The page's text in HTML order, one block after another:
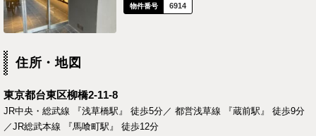
6914
住所・地図
東京都台東区柳橋2-11-8
JR中央・総武線 『浅草橋駅』 徒歩5分／ 都営浅草線 『蔵前駅』 徒歩9分
／JR総武本線 『馬喰町駅』 徒歩12分